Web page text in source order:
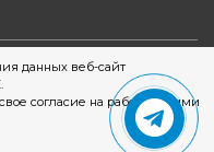
данных веб-сайт
согласие на работу с этими
- сеть